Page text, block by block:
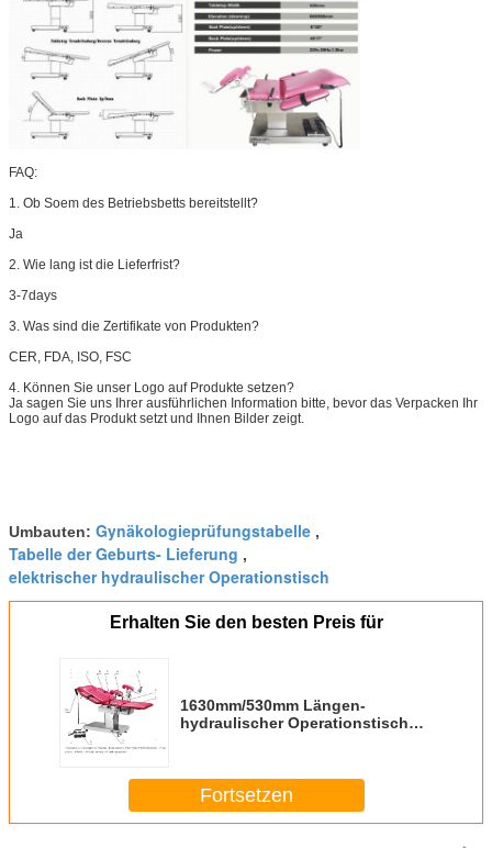
FAQ:
1. Ob Soem des Betriebsbetts bereitstellt?
Ja
2. Wie lang ist die Lieferfrist?
3-7days
3. Was sind die Zertifikate von Produkten?
CER, FDA, ISO, FSC
4. Können Sie unser Logo auf Produkte setzen?
Ja sagen Sie uns Ihrer ausführlichen Information bitte, bevor das Verpacken Ihr
Logo auf das Produkt setzt und Ihnen Bilder zeigt.
Umbauten: Gynäkologieprüfungstabelle ,
Tabelle der Geburts- Lieferung ,
elektrischer hydraulischer Operationstisch
Erhalten Sie den besten Preis für
1630mm/530mm Längen-
hydraulischer Operationstisch
Fortsetzen